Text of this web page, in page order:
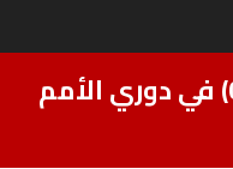
كرواتيا خصم المغرب في مونديال “قطر 2022” ينهزم أمام النمسا (3-0) في دوري الأمم